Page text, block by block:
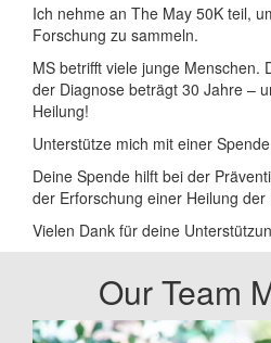
Ich nehme an The May 50K teil,
Forschung zu sammeln.
MS betrifft viele junge Menschen.
der Diagnose beträgt 30 Jahre –
Heilung!
Unterstütze mich mit einer
Deine Spende hilft bei der
der Erforschung einer Heilung der
Vielen Dank für deine
Our Team